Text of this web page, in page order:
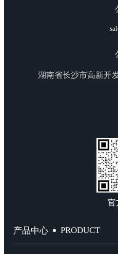
湖南省长沙市高新开
官
产品中心 PRODUCT